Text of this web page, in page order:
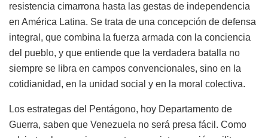
resistencia cimarrona hasta las gestas de independencia
en América Latina. Se trata de una concepción de defensa
integral, que combina la fuerza armada con la conciencia
del pueblo, y que entiende que la verdadera batalla no
siempre se libra en campos convencionales, sino en la
cotidianidad, en la unidad social y en la moral colectiva.
Los estrategas del Pentágono, hoy Departamento de
Guerra, saben que Venezuela no será presa fácil. Como